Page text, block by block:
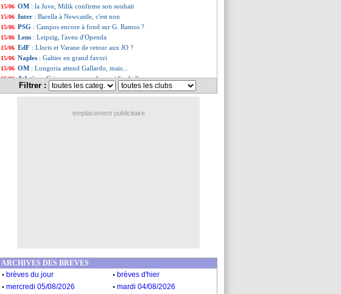
15/06 OM : la Juve, Milik confirme son souhait
15/06 Inter : Barella à Newcastle, c'est non
15/06 PSG : Campos encore à fond sur G. Ramos ?
15/06 Lens : Leipzig, l'aveu d'Openda
15/06 EdF : Lloris et Varane de retour aux JO ?
15/06 Naples : Galtier en grand favori
15/06 OM : Longoria attend Gallardo, mais...
15/06 Atletico: Griezmann, une clause ridicule ?
PSG: Mbappé ne veut pas bouger cet été
Liste des brèves du mar. 13 juin 2023
Filtrer :
emplacement publicitaire
ARCHIVES DES BREVES
. brèves du jour . brèves d'hier
. mercredi 05/08/2026 . mardi 04/08/2026